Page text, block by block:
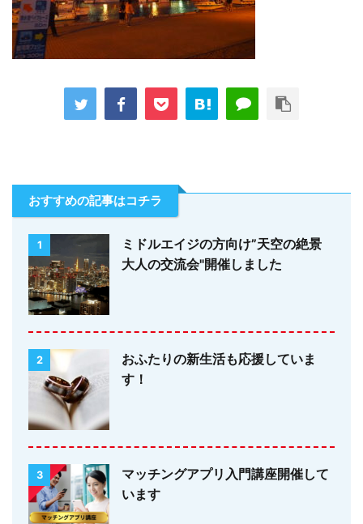
おすすめの記事はコチラ
1
ミドルエイジの方向け”天空の絶景
大人の交流会"開催しました
2
おふたりの新生活も応援していま
す！
3
マッチングアプリ入門講座開催して
います